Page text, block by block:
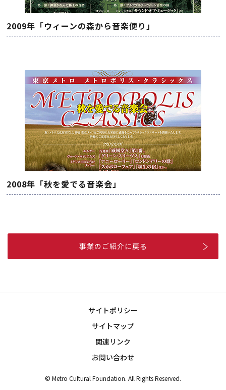
2009年「ウィーンの森から音楽便り」
2008年「秋を愛でる音楽会」
事業のご紹介に戻る
サイトポリシー
サイトマップ
関連リンク
お問い合わせ
© Metro Cultural Foundation. All Rights Reserved.